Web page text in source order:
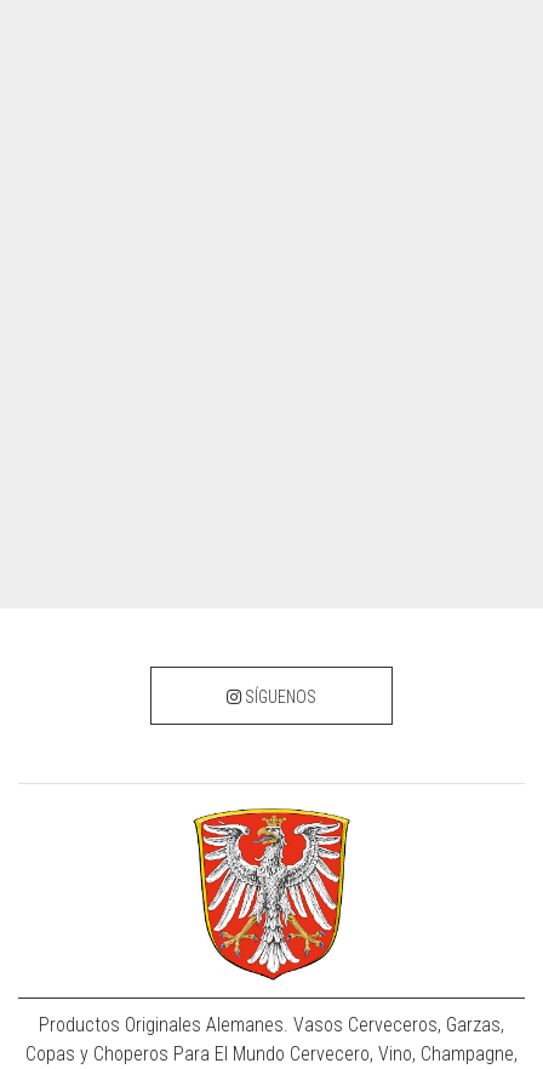
SÍGUENOS
Productos Originales Alemanes. Vasos Cerveceros, Garzas,
Copas y Choperos Para El Mundo Cervecero, Vino, Champagne,